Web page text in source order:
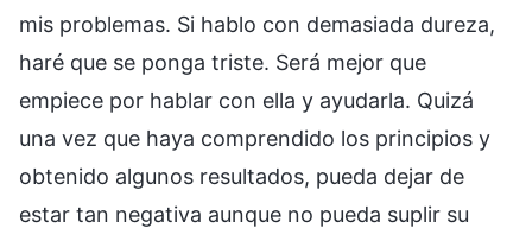
mis problemas. Si hablo con demasiada dureza,
haré que se ponga triste. Será mejor que
empiece por hablar con ella y ayudarla. Quizá
una vez que haya comprendido los principios y
obtenido algunos resultados, pueda dejar de
estar tan negativa aunque no pueda suplir su